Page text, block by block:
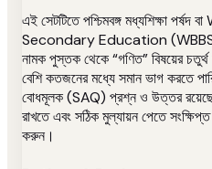
এই সেটটিতে পশ্চিমবঙ্গ মধ্যশিক্ষা
Secondary Education (WBBSE)
নামক পুস্তক থেকে “গণিত” বিষয়ের
বেশি কতজনের মধ্যে সমান ভাগ করতে
বোধমূলক (SAQ) প্রশ্ন ও উত্তর
রাখতে এবং সঠিক মুল্যায়ন পেতে
করুন।